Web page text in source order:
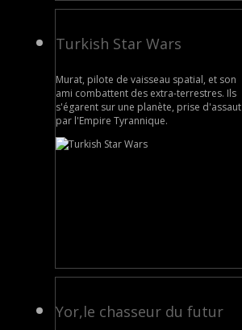
Turkish Star Wars
Murat, pilote de vaisseau spatial, et son
ami combattent des extra-terrestres. Ils
s'égarent sur une planète, prise d'assaut
par l'Empire Tyrannique.
Yor,le chasseur du futur